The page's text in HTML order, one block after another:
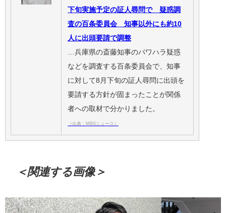
下旬実施予定の証人尋問で 疑惑調
査の百条委員会 知事以外にも約10
人に出頭要請で調整
…兵庫県の斎藤知事のパワハラ疑惑
などを調査する百条委員会で、知事
に対して8月下旬の証人尋問に出頭を
要請する方針が固まったことが関係
者への取材で分かりました。
（出典：MBSニュース）
＜関連する画像＞